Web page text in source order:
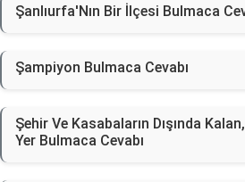
Şanlıurfa'Nın Bir İlçesi Bulmaca
Şampiyon Bulmaca Cevabı
Şehir Ve Kasabaların Dışında
Yer Bulmaca Cevabı